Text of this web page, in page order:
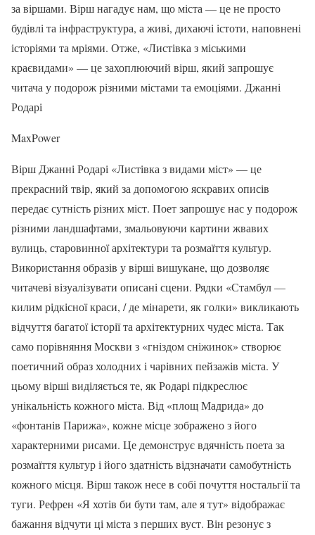
за віршами. Вірш нагадує нам, що міста — це не просто
будівлі та інфраструктура, а живі, дихаючі істоти, наповнені
історіями та мріями. Отже, «Листівка з міськими
краєвидами» — це захоплюючий вірш, який запрошує
читача у подорож різними містами та емоціями. Джанні
Родарі
MaxPower
Вірш Джанні Родарі «Листівка з видами міст» — це
прекрасний твір, який за допомогою яскравих описів
передає сутність різних міст. Поет запрошує нас у подорож
різними ландшафтами, змальовуючи картини жвавих
вулиць, старовинної архітектури та розмаїття культур.
Використання образів у вірші вишукане, що дозволяє
читачеві візуалізувати описані сцени. Рядки «Стамбул —
килим рідкісної краси, / де мінарети, як голки» викликають
відчуття багатої історії та архітектурних чудес міста. Так
само порівняння Москви з «гніздом сніжинок» створює
поетичний образ холодних і чарівних пейзажів міста. У
цьому вірші виділяється те, як Родарі підкреслює
унікальність кожного міста. Від «площ Мадрида» до
«фонтанів Парижа», кожне місце зображено з його
характерними рисами. Це демонструє вдячність поета за
розмаїття культур і його здатність відзначати самобутність
кожного місця. Вірш також несе в собі почуття ностальгії та
туги. Рефрен «Я хотів би бути там, але я тут» відображає
бажання відчути ці міста з перших вуст. Він резонує з